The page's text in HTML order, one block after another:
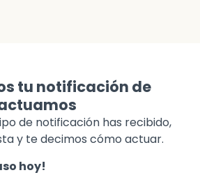
tu notificación de
de notificación has recibido,
y te decimos cómo actuar.
hoy!